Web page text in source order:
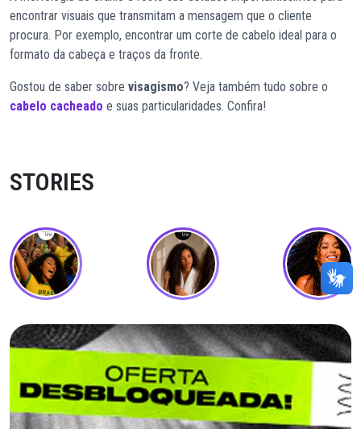
encontrar visuais que transmitam a mensagem que o cliente
procura. Por exemplo, encontrar um corte de cabelo ideal para o
formato da cabeça e traços da fronte.
Gostou de saber sobre visagismo? Veja também tudo sobre o
cabelo cacheado e suas particularidades. Confira!
STORIES